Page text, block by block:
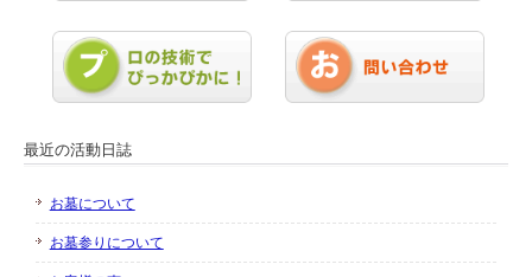
最近の活動日誌
お墓について
お墓参りについて